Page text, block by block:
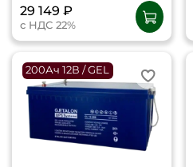
29 149 ₽
с НДС 22%
200Ач 12В / GEL